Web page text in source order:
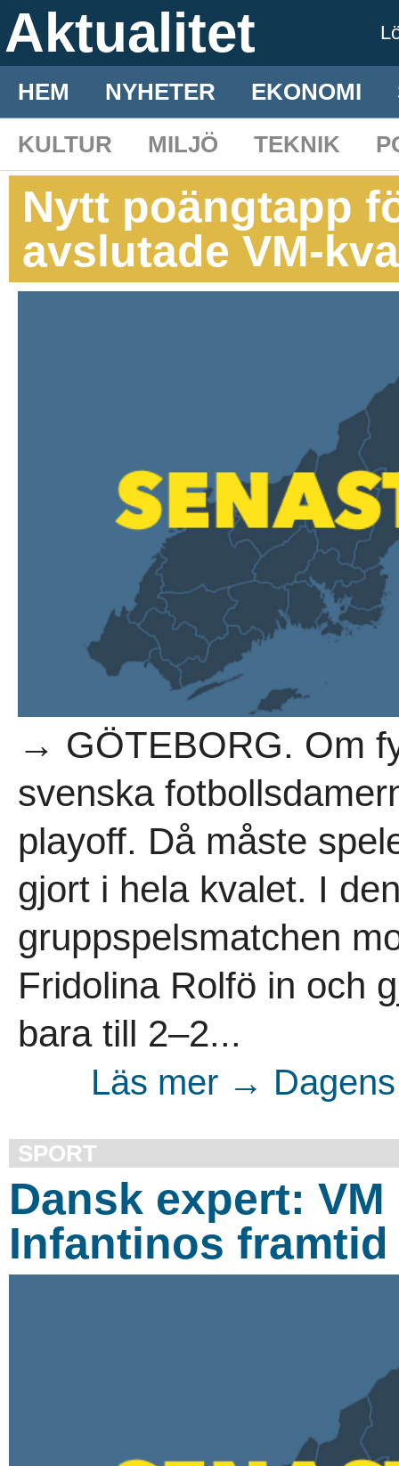
Aktualitet
HEM NYHETER EKONOMI
KULTUR
MILJÖ TEKNIK
Nytt poängtapp
avslutade VM-
→ GÖTEBORG. Om
svenska
playoff. Då måste
gjort i hela kvalet. I
gruppspelsmatchen
Fridolina Rolfö in och
bara till 2–2...
Läs mer →
SPORT
Dansk expert:
Infantinos framtid